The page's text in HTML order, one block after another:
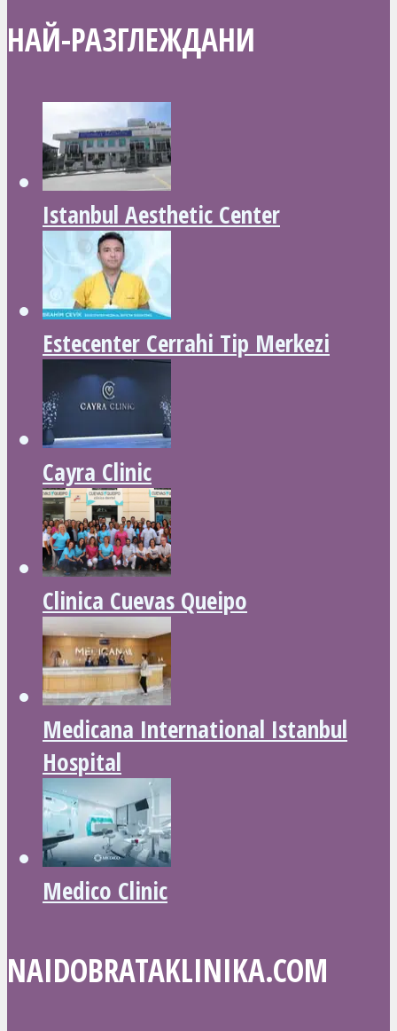
НАЙ-РАЗГЛЕЖДАНИ
Istanbul Aesthetic Center
Estecenter Cerrahi Tip Merkezi
Cayra Clinic
Clinica Cuevas Queipo
Medicana International Istanbul
Hospital
Medico Clinic
NAIDOBRATAKLINIKA.COM